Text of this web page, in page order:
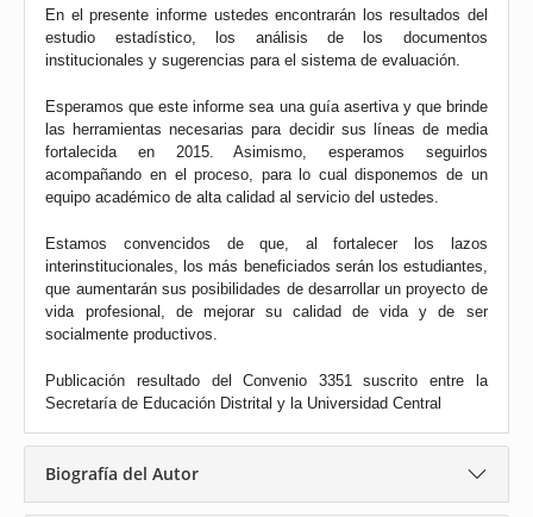
En el presente informe ustedes encontrarán los resultados del
estudio estadístico, los análisis de los documentos
institucionales y sugerencias para el sistema de evaluación.
Esperamos que este informe sea una guía asertiva y que brinde
las herramientas necesarias para decidir sus líneas de media
fortalecida en 2015. Asimismo, esperamos seguirlos
acompañando en el proceso, para lo cual disponemos de un
equipo académico de alta calidad al servicio del ustedes.
Estamos convencidos de que, al fortalecer los lazos
interinstitucionales, los más beneficiados serán los estudiantes,
que aumentarán sus posibilidades de desarrollar un proyecto de
vida profesional, de mejorar su calidad de vida y de ser
socialmente productivos.
Publicación resultado del Convenio 3351 suscrito entre la
Secretaría de Educación Distrital y la Universidad Central
Biografía del Autor